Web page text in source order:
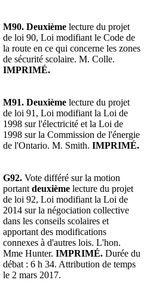
M90. Deuxième lecture du projet
de loi 90, Loi modifiant le Code de
la route en ce qui concerne les zones
de sécurité scolaire. M. Colle.
IMPRIMÉ.
M91. Deuxième lecture du projet
de loi 91, Loi modifiant la Loi de
1998 sur l'électricité et la Loi de
1998 sur la Commission de l'énergie
de l'Ontario. M. Smith. IMPRIMÉ.
G92. Vote différé sur la motion
portant deuxième lecture du projet
de loi 92, Loi modifiant la Loi de
2014 sur la négociation collective
dans les conseils scolaires et
apportant des modifications
connexes à d'autres lois. L'hon.
Mme Hunter. IMPRIMÉ. Durée du
débat : 6 h 34. Attribution de temps
le 2 mars 2017.